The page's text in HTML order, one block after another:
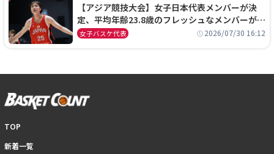
【アジア競技大会】女子日本代表メンバーが決
定、平均年齢23.8歳のフレッシュなメンバーが日
本開催の大舞台で頂点を狙う
女子バスケ代表 2026/07/30 16:12
TOP
新着一覧